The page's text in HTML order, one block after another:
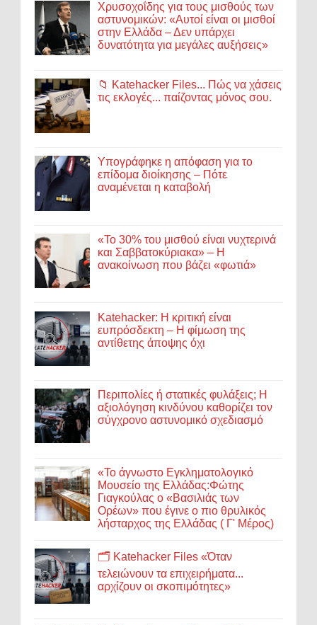
Χρυσοχοΐδης για τους μισθούς των
αστυνομικών: «Αυτοί είναι οι μισθοί
στην Ελλάδα – Δεν υπάρχει
δυνατότητα για μεγάλες αυξήσεις»
📁 Katehacker Files... Πώς να χάσεις
τις εκλογές... παίζοντας μόνος σου.
Υπογράφηκε η απόφαση για το
επίδομα διοίκησης – Πότε
αναμένεται η καταβολή
«Το 30% του μισθού είναι νυχτερινά
και Σαββατοκύριακα» – Η
ανακοίνωση που βάζει «φωτιά»
Katehacker: Η κριτική είναι
ευπρόσδεκτη – Η φίμωση της
αντίθετης άποψης όχι
Περιπολίες ή στατικές φυλάξεις; Η
αξιολόγηση κινδύνου καθορίζει τον
σύγχρονο αστυνομικό σχεδιασμό
«Το άγνωστο Εγκληματολογικό
Μουσείο της Ελλάδας:Φώτης
Γιαγκούλας ο «Βασιλιάς των
Ορέων» που έγινε ο πιο θρυλικός
λήσταρχος της Ελλάδας ( Γ' Μέρος)
🗂️ Katehacker Files «Όταν
τελειώνουν τα επιχειρήματα...
αρχίζουν οι σκοπιμότητες»